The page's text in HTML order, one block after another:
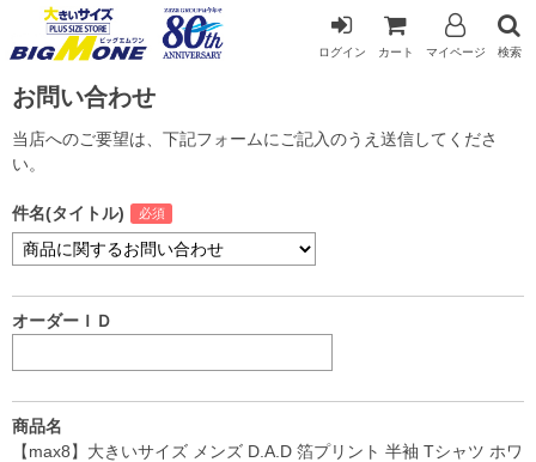
ログイン カート マイページ 検索
お問い合わせ
当店へのご要望は、下記フォームにご記入のうえ送信してくださ
い。
件名(タイトル)
オーダーＩＤ
商品名
【max8】大きいサイズ メンズ D.A.D 箔プリント 半袖 Tシャツ ホワ